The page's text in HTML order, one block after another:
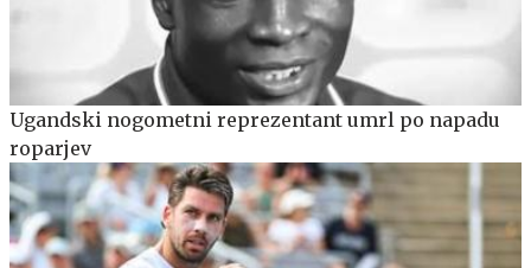
Ugandski nogometni reprezentant umrl po napadu
roparjev